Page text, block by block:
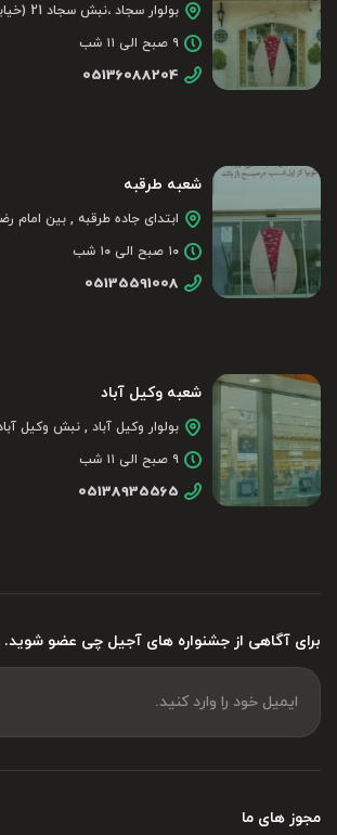
برای آگاهی از جشنواره های آجیل چی عضو شوید.
بولوار سجاد ،نبش سجاد 21 (خیابان امین )
۹ صبح الی ۱۱ شب
05136088204
شعبه طرقبه
ابتدای جاده طرقبه , بین امام رضا ۳۳ و
۱۰ صبح الی ۱۰ شب
05135591008
شعبه وکیل آباد
بولوار وکیل آباد , نبش وکیل آباد
۹ صبح الی ۱۱ شب
05138935565
مجوز های ما